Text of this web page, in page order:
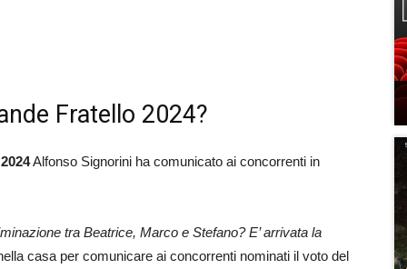
Fratello 2024?
Alfonso Signorini ha comunicato ai concorrenti in
tra Beatrice, Marco e Stefano? E’ arrivata la
casa per comunicare ai concorrenti nominati il voto del